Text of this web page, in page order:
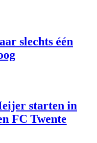
slechts één
starten in
FC Twente